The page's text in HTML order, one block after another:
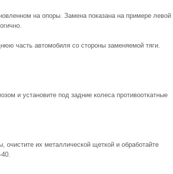
на опоры. Замена показана на примере левой
часть автомобиля со стороны заменяемой тяги.
и установите под задние колеса противооткатные
очистите их металлической щеткой и обработайте